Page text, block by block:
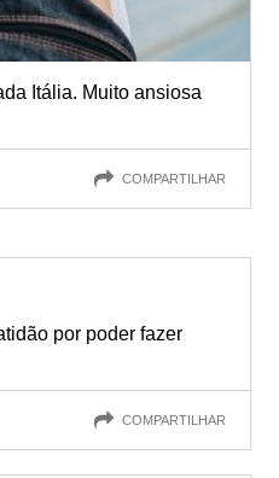
Itália. Muito ansiosa
COMPARTILHAR
por poder fazer
COMPARTILHAR